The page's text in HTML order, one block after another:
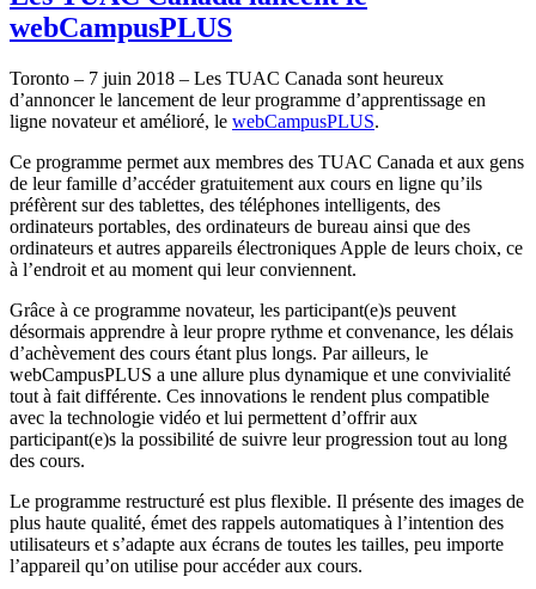
webCampusPLUS
Toronto – 7 juin 2018 – Les TUAC Canada sont heureux
d’annoncer le lancement de leur programme d’apprentissage en
ligne novateur et amélioré, le webCampusPLUS.
Ce programme permet aux membres des TUAC Canada et aux gens
de leur famille d’accéder gratuitement aux cours en ligne qu’ils
préfèrent sur des tablettes, des téléphones intelligents, des
ordinateurs portables, des ordinateurs de bureau ainsi que des
ordinateurs et autres appareils électroniques Apple de leurs choix, ce
à l’endroit et au moment qui leur conviennent.
Grâce à ce programme novateur, les participant(e)s peuvent
désormais apprendre à leur propre rythme et convenance, les délais
d’achèvement des cours étant plus longs. Par ailleurs, le
webCampusPLUS a une allure plus dynamique et une convivialité
tout à fait différente. Ces innovations le rendent plus compatible
avec la technologie vidéo et lui permettent d’offrir aux
participant(e)s la possibilité de suivre leur progression tout au long
des cours.
Le programme restructuré est plus flexible. Il présente des images de
plus haute qualité, émet des rappels automatiques à l’intention des
utilisateurs et s’adapte aux écrans de toutes les tailles, peu importe
l’appareil qu’on utilise pour accéder aux cours.